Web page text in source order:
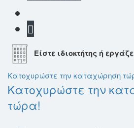
Είστε ιδιοκτήτης ή
Κατοχυρώστε την καταχώρηση
Κατοχυρώστε την
τώρα!